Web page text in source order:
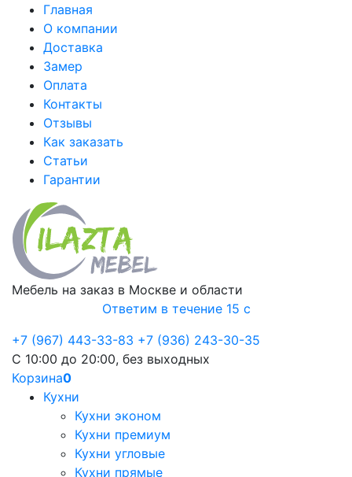
Главная
О компании
Доставка
Замер
Оплата
Контакты
Отзывы
Как заказать
Статьи
Гарантии
Мебель на заказ в Москве и области
Ответим в течение 15 с
+7 (967) 443-33-83 +7 (936) 243-30-35
С 10:00 до 20:00, без выходных
Корзина0
Кухни
Кухни эконом
Кухни премиум
Кухни угловые
Кухни прямые